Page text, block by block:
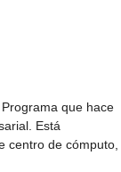
que hace
Está
centro de cómputo,